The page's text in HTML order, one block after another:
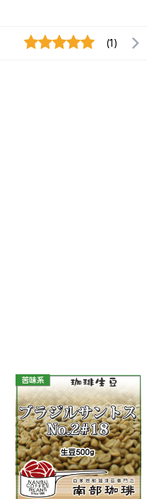
(1)